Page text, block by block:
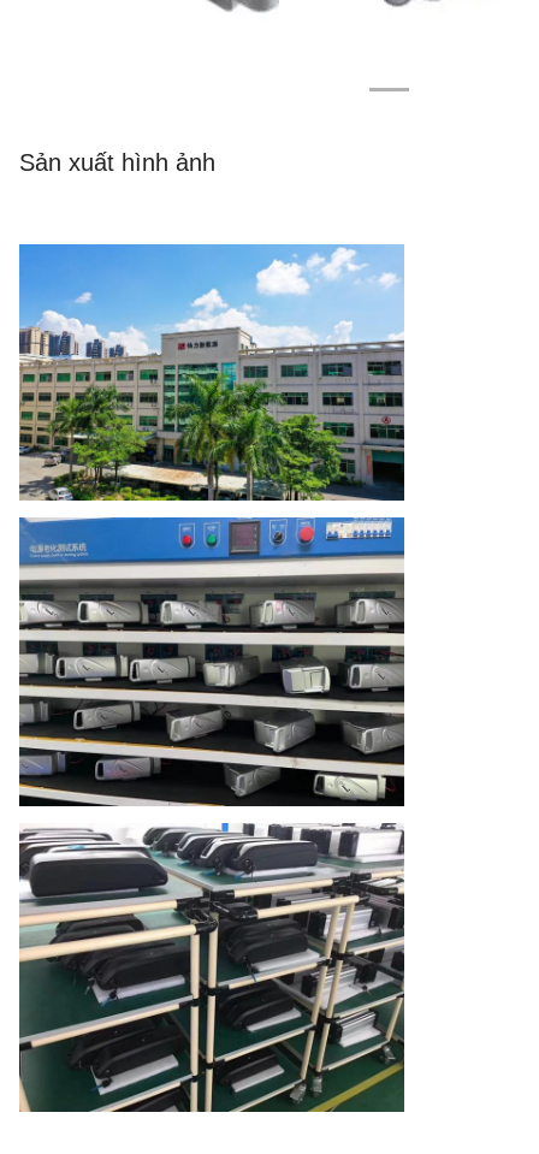
Sản xuất hình ảnh